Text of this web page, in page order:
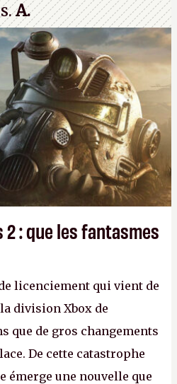
A.
2 : que les fantasmes
licenciement qui vient de
division Xbox de
que de gros changements
De cette catastrophe
une nouvelle que